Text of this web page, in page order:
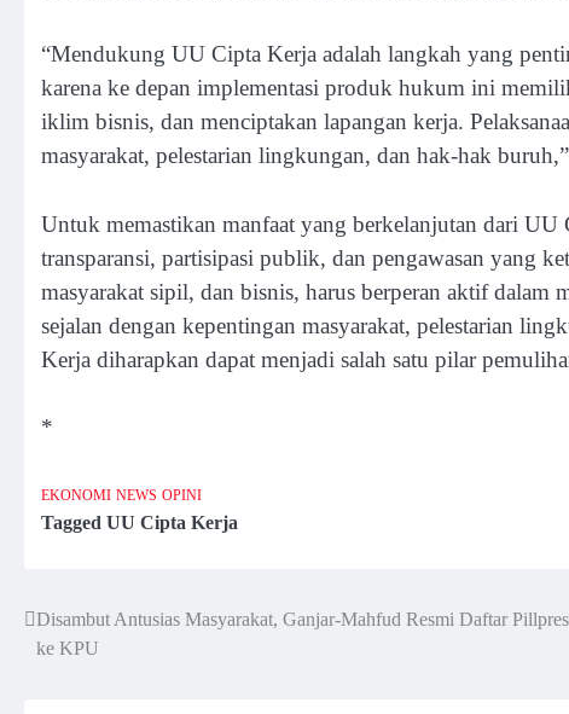
“Mendukung UU Cipta Kerja adalah langkah yang
karena ke depan implementasi produk hukum ini
iklim bisnis, dan menciptakan lapangan kerja.
masyarakat, pelestarian lingkungan, dan hak-hak
Untuk memastikan manfaat yang berkelanjutan dari
transparansi, partisipasi publik, dan pengawasan yang
masyarakat sipil, dan bisnis, harus berperan aktif
sejalan dengan kepentingan masyarakat, pelestarian
Kerja diharapkan dapat menjadi salah satu pilar
*
EKONOMI NEWS OPINI
Tagged UU Cipta Kerja
Post
Disambut Antusias Masyarakat, Ganjar-Mahfud Resmi Daftar Pillpres
ke KPU